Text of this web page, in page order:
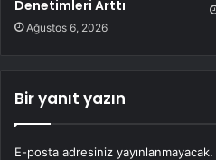
Denetimleri Arttı
Ağustos 6, 2026
Bir yanıt yazın
E-posta adresiniz yayınlanmayacak.